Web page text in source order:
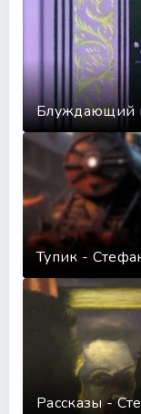
Блуждающий
Тупик -
Рассказы -